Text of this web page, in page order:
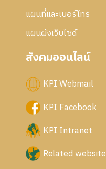
แผนที่และเบอร์โทร
แผนผังเว็บไซด์
สังคมออนไลน์
KPI Webmail
KPI Facebook
KPI Intranet
Related website